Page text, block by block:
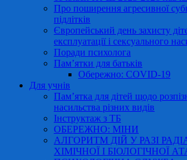
Про поширення агресивної
підлітків
Європейський день захисту
експлуатації і сексуального
Поради психолога
Пам’ятки для батьків
Обережно: COVID-19
Для учнів
Пам’ятка для дітей щодо
насильства різних видів
Інструктаж з ТБ
ОБЕРЕЖНО: МІНИ
АЛГОРИТМ ДІЙ У РАЗІ
ХІМІЧНОЇ І БІОЛОГІЧНОЇ